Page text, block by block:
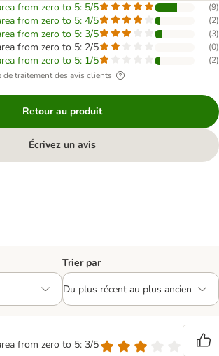
from zero to 5: 5/5 (9)
from zero to 5: 4/5 (2)
from zero to 5: 3/5 (3)
from zero to 5: 2/5 (0)
from zero to 5: 1/5 (2)
traitement des avis clients
Retour au produit
Écrivez un avis
Trier par
from zero to 5: 3/5